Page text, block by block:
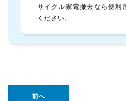
サイクル家電撤去なら便利
ください。
前へ